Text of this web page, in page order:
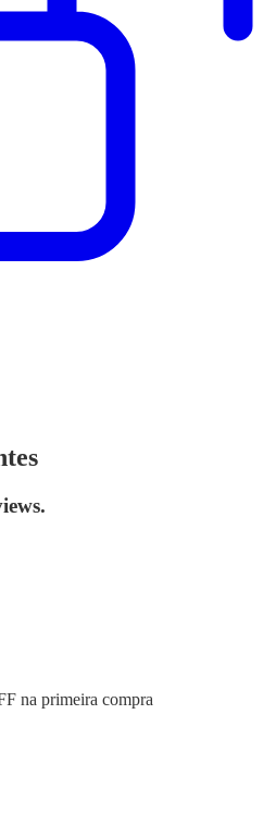
na primeira compra